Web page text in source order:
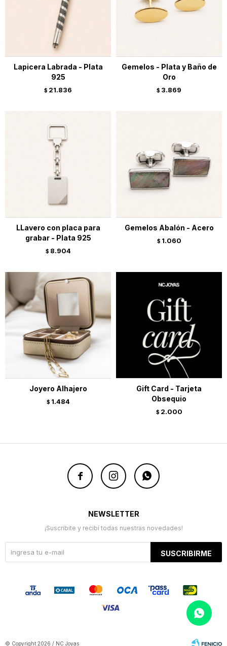
Lapicera Labrada - Plata
925
$ 21.836
Gemelos - Plata y Baño de
Oro
$ 3.869
LLavero con placa para
grabar - Plata 925
$ 8.904
Gemelos Abalón - Acero
$ 1.060
Joyero Alhajero
$ 1.484
Gift Card - Tarjeta
Obsequio
$ 2.000
  
NEWSLETTER
¡Suscribite y recibí todas nuestras novedades!
SUSCRIBIRME
© Copyright 2026 / NC Joyas